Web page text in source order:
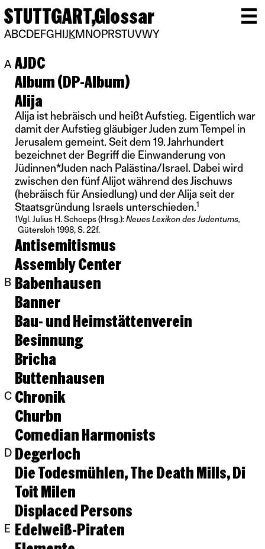
STUTTGART,Glossar
ABCDEFGH JKM NOPRSTUVWY
A AJDC
Album (DP-Album)
Alija
Alija ist hebräisch und heißt Aufstieg. Eigentlich war
damit der Aufstieg gläubiger Juden zum Tempel in
Jerusalem gemeint. Seit dem 19. Jahrhundert
bezeichnet der Begriff die Einwanderung von
Jüdinnen*Juden nach Palästina/Israel. Dabei wird
zwischen den fünf Alijot während des Jischuws
(hebräisch für Ansiedlung) und der Alija seit der
Staatsgründung Israels unterschieden.1
1Vgl. Julius H. Schoeps (Hrsg.):Neues Lexikon des Judentums,
Gütersloh 1998, S. 22f.
Antisemitismus
Assembly Center
B Babenhausen
Banner
Bau- und Heimstättenverein
Besinnung
Bricha
Buttenhausen
C Chronik
Churbn
Comedian Harmonists
D Degerloch
Die Todesmühlen, The Death Mills, Di
Toit Milen
Displaced Persons
E Edelweiß-Piraten